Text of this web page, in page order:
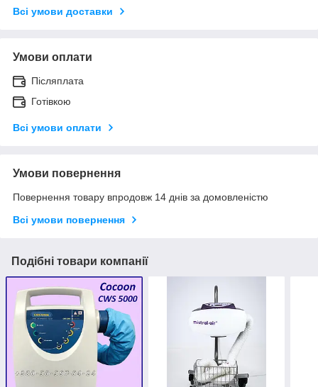
Всі умови доставки
Умови оплати
Післяплата
Готівкою
Всі умови оплати
Умови повернення
Повернення товару впродовж 14 днів за домовленістю
Всі умови повернення
Подібні товари компанії